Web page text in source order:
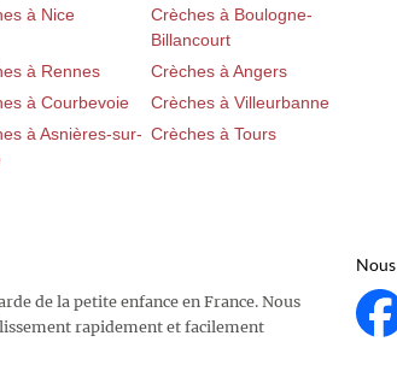
à Nice
Crèches à Boulogne-
Billancourt
à Rennes
Crèches à Angers
à Courbevoie
Crèches à Villeurbanne
à Asnières-sur- Crèches à Tours
de la petite enfance en France. Nous
rapidement et facilement